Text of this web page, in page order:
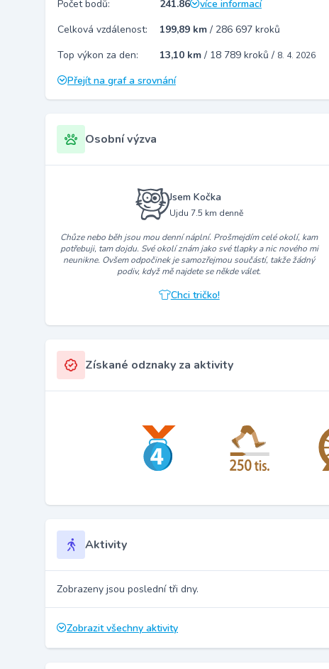
Počet bodů: 241.86
více informací
Celková vzdálenost:
199,89 km / 286 697 kroků
Top výkon za den:
13,10 km / 18 789 kroků / 8. 4. 2026
Přejít na graf a srovnání
Osobní výzva
Jsem Kočka
Ujdu 7.5 km denně
Chůze nebo běh jsou mou denní náplní. Prošmejdím celé okolí, kam
potřebuji, tam dojdu. Své okolí znám jako své tlapky a nic nového mi
neunikne. Ovšem odpočinek je samozřejmou součástí, takže žádný
podiv, když mě najdete se někde válet.
Chci tričko!
Získané odznaky za aktivity
Aktivity
Zobrazeny jsou poslední tři dny.
Zobrazit všechny aktivity